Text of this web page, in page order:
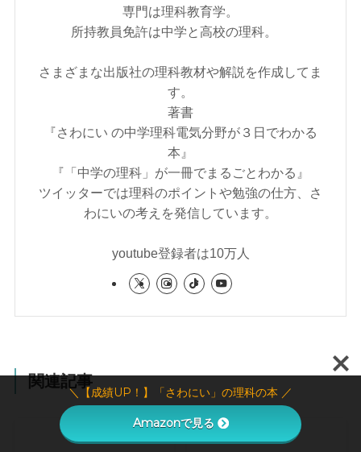
専門は理科教育学。
所持教員免許は中学と高校の理科。
さまざまな出版社の理科教材や解説を作成してま
す。
著書
『さわにい の中学理科電気分野が３日でわかる
本』
『「中学の理科」が一冊でまるごとわかる』
ツイッターでは理科のポイントや勉強の仕方、さ
わにいの考えを発信しています。
youtube登録者は10万人
関連記事
＼【成績UP！】「さわにい」の理科の本 ／
Amazonで見る